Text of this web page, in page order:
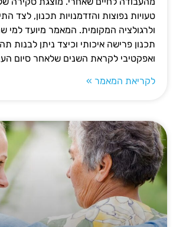
טעויות נפוצות והזדמנויות תכנון, לצד
ולרגולציה המקומית. המאמר מיועד למי
תכנון פרישה איכותי וכיצד ניתן לבנות
ואפקטיבי לקראת השנים שלאחר סיום
לקריאת המאמר »